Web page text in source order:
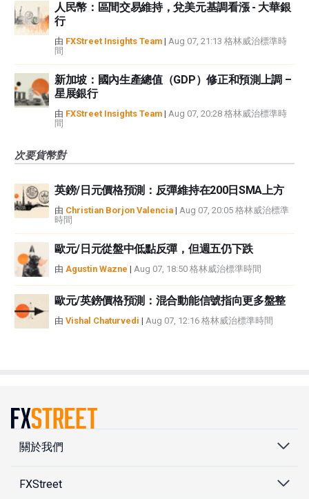
人民幣：區間交易維持，兌美元基調看漲 - 大華銀
行
由 FXStreet Insights Team | Aug 07, 21:13 格林威治標準時
間
新加坡：國內生產總值（GDP）修正和預測上調 –
星展銀行
由 FXStreet Insights Team | Aug 07, 20:28 格林威治標準時
間
次要貨幣對
英鎊/日元價格預測：反彈維持在200日SMA上方
由 Christian Borjon Valencia | Aug 07, 20:05 格林威治標準
時間
歐元/日元從盤中低點反彈，但週五仍下跌
由 Agustin Wazne | Aug 07, 18:50 格林威治標準時間
歐元/英鎊價格預測：混合動能信號指向更多盤整
由 Vishal Chaturvedi | Aug 07, 12:16 格林威治標準時間
關於我們
FXStreet